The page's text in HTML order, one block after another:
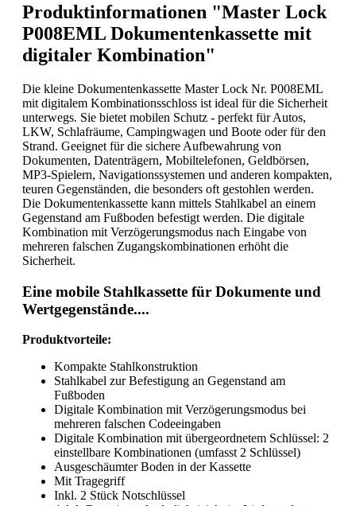
Produktinformationen "Master Lock
P008EML Dokumentenkassette mit
digitaler Kombination"
Die kleine Dokumentenkassette Master Lock Nr. P008EML
mit digitalem Kombinationsschloss ist ideal für die Sicherheit
unterwegs. Sie bietet mobilen Schutz - perfekt für Autos,
LKW, Schlafräume, Campingwagen und Boote oder für den
Strand. Geeignet für die sichere Aufbewahrung von
Dokumenten, Datenträgern, Mobiltelefonen, Geldbörsen,
MP3-Spielern, Navigationssystemen und anderen kompakten,
teuren Gegenständen, die besonders oft gestohlen werden.
Die Dokumentenkassette kann mittels Stahlkabel an einem
Gegenstand am Fußboden befestigt werden. Die digitale
Kombination mit Verzögerungsmodus nach Eingabe von
mehreren falschen Zugangskombinationen erhöht die
Sicherheit.
Eine mobile Stahlkassette für Dokumente und
Wertgegenstände....
Produktvorteile:
Kompakte Stahlkonstruktion
Stahlkabel zur Befestigung an Gegenstand am
Fußboden
Digitale Kombination mit Verzögerungsmodus bei
mehreren falschen Codeeingaben
Digitale Kombination mit übergeordnetem Schlüssel: 2
einstellbare Kombinationen (umfasst 2 Schlüssel)
Ausgeschäumter Boden in der Kassette
Mit Tragegriff
Inkl. 2 Stück Notschlüssel